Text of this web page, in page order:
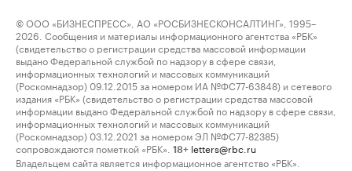
© ООО «БИЗНЕСПРЕСС», АО «РОСБИЗНЕСКОНСАЛТИНГ», 1995–
2026. Сообщения и материалы информационного агентства «РБК»
(свидетельство о регистрации средства массовой информации
выдано Федеральной службой по надзору в сфере связи,
информационных технологий и массовых коммуникаций
(Роскомнадзор) 09.12.2015 за номером ИА №ФС77-63848) и сетевого
издания «РБК» (свидетельство о регистрации средства массовой
информации выдано Федеральной службой по надзору в сфере связи,
информационных технологий и массовых коммуникаций
(Роскомнадзор) 03.12.2021 за номером ЭЛ №ФС77-82385)
сопровождаются пометкой «РБК».
18+ letters@rbc.ru
Владельцем сайта является информационное агентство «РБК».